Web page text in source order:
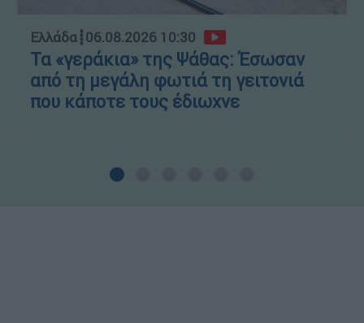
Ελλάδα┋06.08.2026 10:30
Τα «γεράκια» της Ψάθας: Έσωσαν
από τη μεγάλη φωτιά τη γειτονιά
που κάποτε τους έδιωχνε